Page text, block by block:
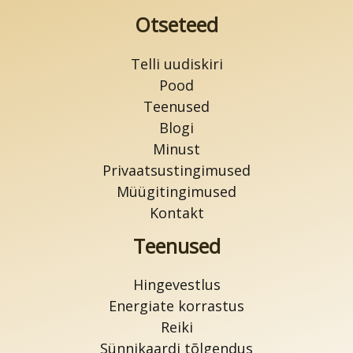
Otseteed
Telli uudiskiri
Pood
Teenused
Blogi
Minust
Privaatsustingimused
Müügitingimused
Kontakt
Teenused
Hingevestlus
Energiate korrastus
Reiki
Sünnikaardi tõlgendus